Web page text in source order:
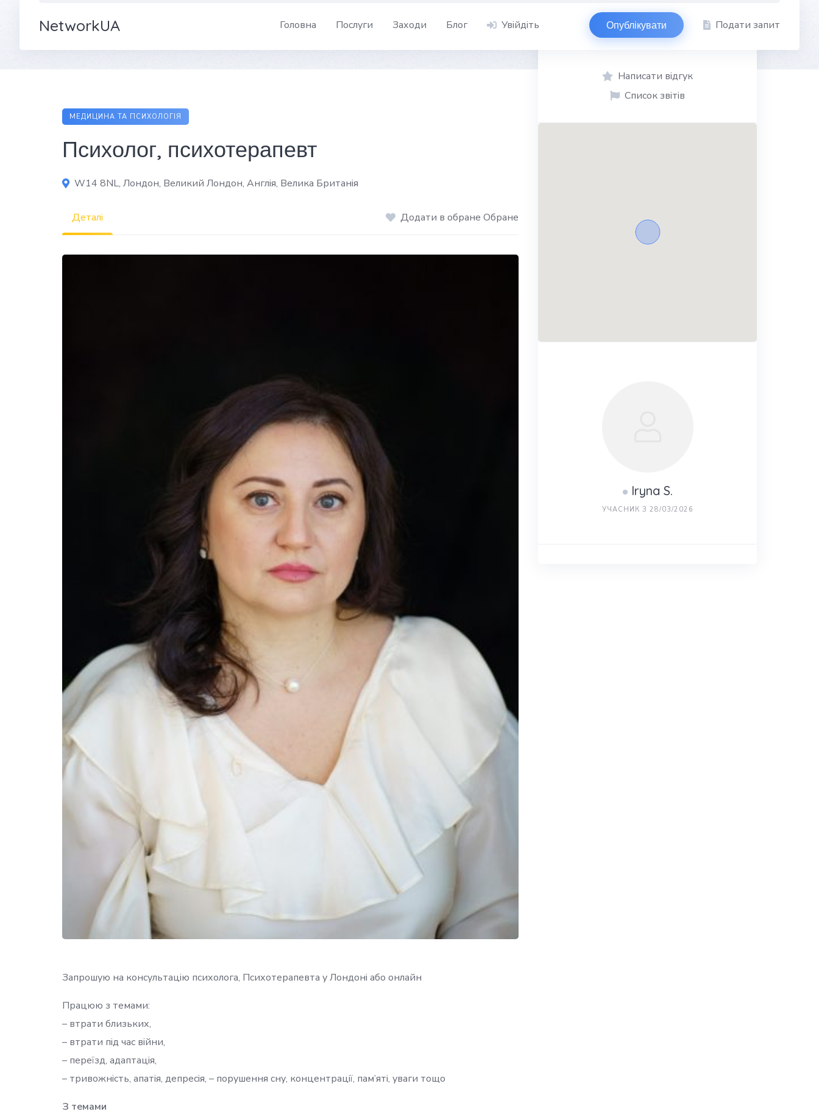
NetworkUA Головна Послуги Заходи Блог Увійдіть Опублікувати Подати запит
МЕДИЦИНА ТА ПСИХОЛОГІЯ
Психолог, психотерапевт
W14 8NL, Лондон, Великий Лондон, Англія, Велика Британія
Деталі Додати в обране Обране
Запрошую на консультацію психолога, Психотерапевта у Лондоні або онлайн
Працюю з темами:
– втрати близьких,
– втрати під час війни,
– переїзд, адаптація,
– тривожність, апатія, депресія, – порушення сну, концентрації, пам’яті, уваги тощо
З темами
Написати відгук
Список звітів
Iryna S.
УЧАСНИК З 28/03/2026